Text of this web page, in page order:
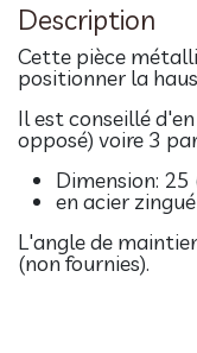
Description
Cette pièce
positionner la
Il est conseillé
opposé) voire 3
Dimension: 25
en acier zingué
L'angle de
(non fournies).